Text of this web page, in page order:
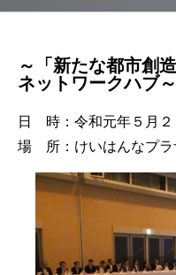
～「新たな都市創
ネットワークハブ～
日 時：令和元年５月２
場 所：けいはんなプ